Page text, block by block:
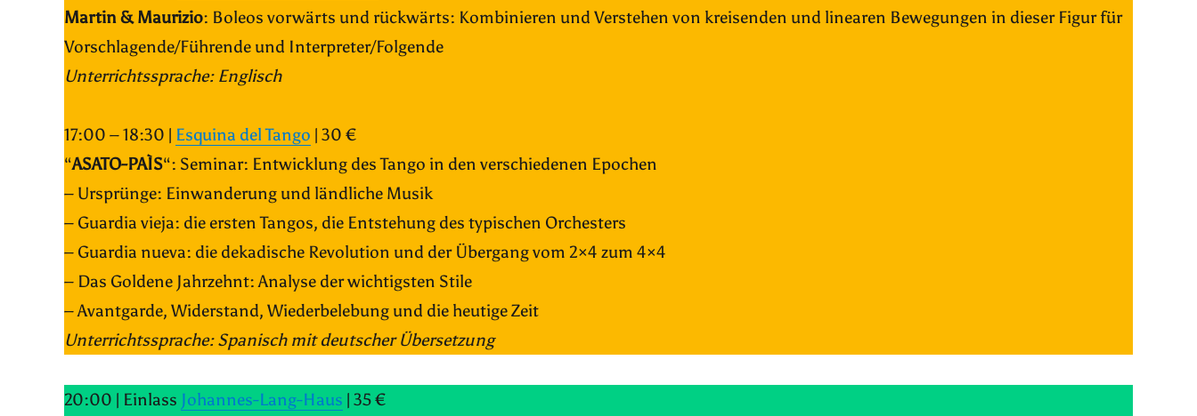
Martin & Maurizio: Boleos vorwärts und rückwärts: Kombinieren und Verstehen von kreisenden und linearen Bewegungen in dieser Figur für
Vorschlagende/Führende und Interpreter/Folgende
Unterrichtssprache: Englisch
17:00 – 18:30 | Esquina del Tango | 30 €
“ASATO-PAÌS“: Seminar: Entwicklung des Tango in den verschiedenen Epochen
– Ursprünge: Einwanderung und ländliche Musik
– Guardia vieja: die ersten Tangos, die Entstehung des typischen Orchesters
– Guardia nueva: die dekadische Revolution und der Übergang vom 2×4 zum 4×4
– Das Goldene Jahrzehnt: Analyse der wichtigsten Stile
– Avantgarde, Widerstand, Wiederbelebung und die heutige Zeit
Unterrichtssprache: Spanisch mit deutscher Übersetzung
20:00 | Einlass Johannes-Lang-Haus | 35 €